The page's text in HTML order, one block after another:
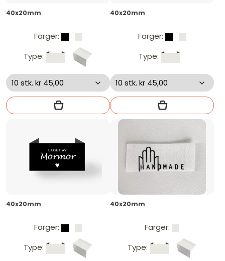
40x20mm
Farger:
Type:
40x20mm
Farger:
Type:
40x20mm
Farger:
Type:
40x20mm
Farger:
Type: